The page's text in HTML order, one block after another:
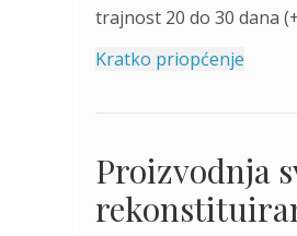
trajnost 20 do 30 dana
Kratko priopćenje
Proizvodnja